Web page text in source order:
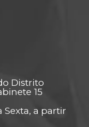
Distrito
15
Sexta, a partir